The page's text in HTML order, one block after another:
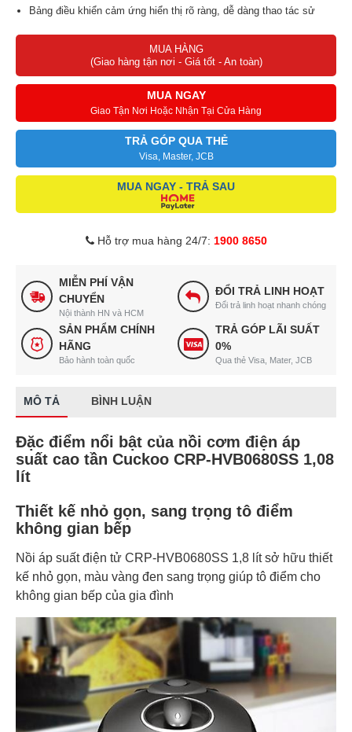
Bảng điều khiển cảm ứng hiển thị rõ ràng, dễ dàng thao tác sử
Cài đặt thời gian nấu giúp người dùng chủ động thời gian sử dụng
Bảo hành 12 tháng
MUA HÀNG
(Giao hàng tận nơi - Giá tốt - An toàn)
MUA NGAY
Giao Tận Nơi Hoặc Nhận Tại Cửa Hàng
TRẢ GÓP QUA THẺ
Visa, Master, JCB
MUA NGAY - TRẢ SAU
Hỗ trợ mua hàng 24/7: 1900 8650
MIỄN PHÍ VẬN
CHUYỂN
Nội thành HN và HCM
ĐỔI TRẢ LINH HOẠT
Đổi trả linh hoạt nhanh chóng
SẢN PHẨM CHÍNH
HÃNG
Bảo hành toàn quốc
TRẢ GÓP LÃI SUẤT
0%
Qua thẻ Visa, Mater, JCB
MÔ TẢ BÌNH LUẬN
Đặc điểm nổi bật của nồi cơm điện áp
suất cao tần Cuckoo CRP-HVB0680SS 1,08
lít
Thiết kế nhỏ gọn, sang trọng tô điểm
không gian bếp
Nồi áp suất điện tử CRP-HVB0680SS 1,8 lít sở hữu thiết
kế nhỏ gọn, màu vàng đen sang trọng giúp tô điểm cho
không gian bếp của gia đình